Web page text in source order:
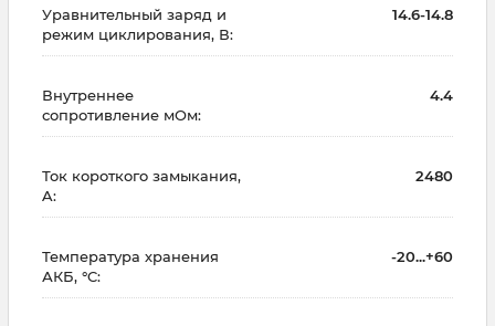
Уравнительный заряд и
режим циклирования, В:
14.6-14.8
Внутреннее
сопротивление мОм:
4.4
Ток короткого замыкания,
A:
2480
Температура хранения
АКБ, °C:
-20...+60